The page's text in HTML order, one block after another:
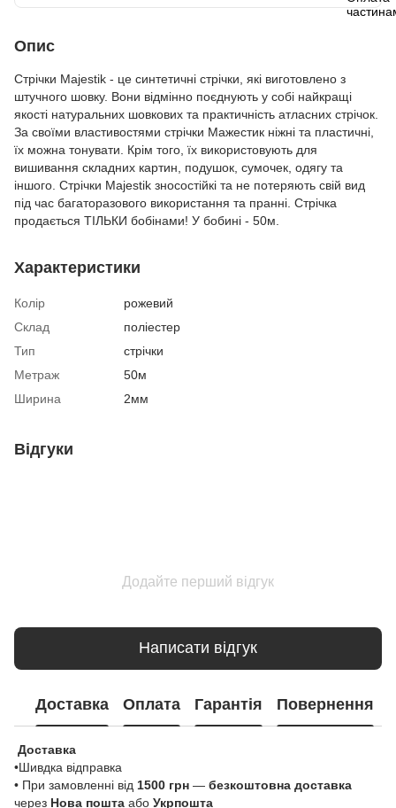
Опис
Стрічки Majestik - це синтетичні стрічки, які виготовлено з
штучного шовку. Вони відмінно поєднують у собі найкращі
якості натуральних шовкових та практичність атласних стрічок.
За своїми властивостями стрічки Мажестик ніжні та пластичні,
їх можна тонувати. Крім того, їх використовують для
вишивання складних картин, подушок, сумочек, одягу та
іншого. Стрічки Majestik зносостійкі та не потеряють свій вид
під час багаторазового використання та пранні. Стрічка
продається ТІЛЬКИ бобінами! У бобині - 50м.
Характеристики
Колір
рожевий
Склад
поліестер
Тип
стрічки
Метраж
50м
Ширина
2мм
Відгуки
Додайте перший відгук
Написати відгук
Доставка Оплата Гарантія Повернення
Доставка
•Шивдка відправка
• При замовленні від 1500 грн — безкоштовна доставка
через Нова пошта або Укрпошта